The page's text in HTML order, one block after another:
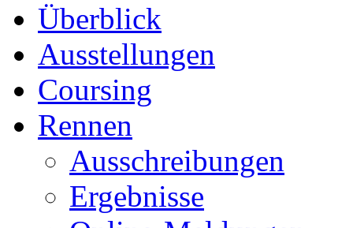
Überblick
Ausstellungen
Coursing
Rennen
Ausschreibungen
Ergebnisse